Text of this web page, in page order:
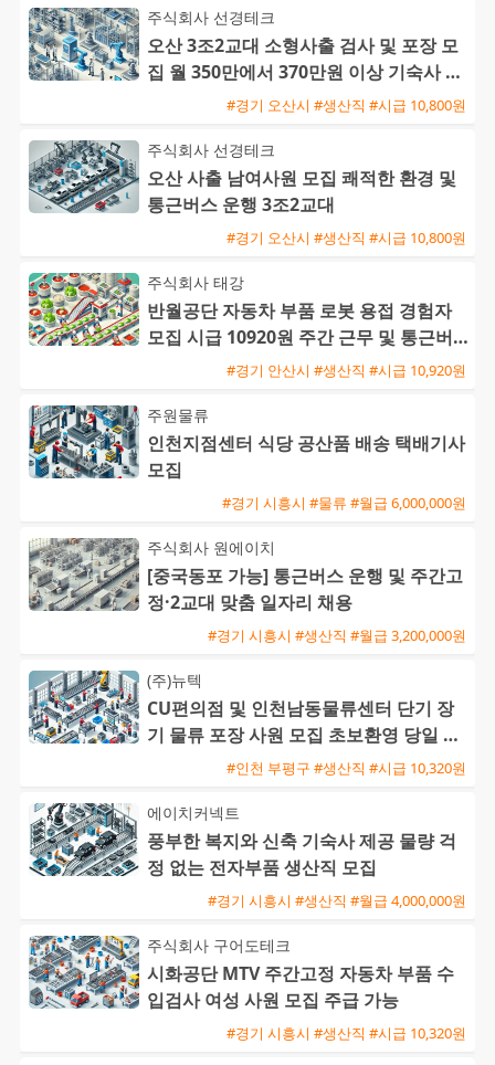
주식회사 선경테크
오산 3조2교대 소형사출 검사 및 포장 모
집 월 350만에서 370만원 이상 기숙사 지
원 및 통근버스 운행
#경기 오산시 #생산직 #시급 10,800원
주식회사 선경테크
오산 사출 남여사원 모집 쾌적한 환경 및
통근버스 운행 3조2교대
#경기 오산시 #생산직 #시급 10,800원
주식회사 태강
반월공단 자동차 부품 로봇 용접 경험자
모집 시급 10920원 주간 근무 및 통근버
#경기 안산시 #생산직 #시급 10,920원
주원물류
인천지점센터 식당 공산품 배송 택배기사
모집
#경기 시흥시 #물류 #월급 6,000,000원
주식회사 원에이치
[중국동포 가능] 통근버스 운행 및 주간고
정·2교대 맞춤 일자리 채용
#경기 시흥시 #생산직 #월급 3,200,000원
(주)뉴텍
CU편의점 및 인천남동물류센터 단기 장
기 물류 포장 사원 모집 초보환영 당일 익
#인천 부평구 #생산직 #시급 10,320원
에이치커넥트
풍부한 복지와 신축 기숙사 제공 물량 걱
정 없는 전자부품 생산직 모집
#경기 시흥시 #생산직 #월급 4,000,000원
주식회사 구어도테크
시화공단 MTV 주간고정 자동차 부품 수
입검사 여성 사원 모집 주급 가능
#경기 시흥시 #생산직 #시급 10,320원